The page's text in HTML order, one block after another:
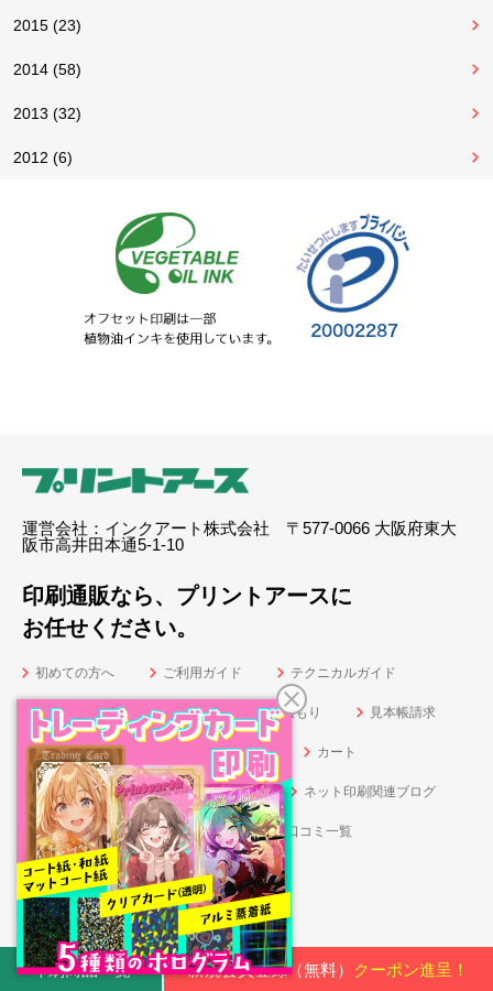
2015 (23)
2014 (58)
2013 (32)
2012 (6)
運営会社：インクアート株式会社 〒577-0066 大阪府東大
阪市高井田本通5-1-10
印刷通販なら、プリントアースに
お任せください。
初めての方へ ご利用ガイド テクニカルガイド
納期カレンダー お問い合せ・お見積もり 見本帳請求
ログイン 新規会員登録（無料） カート
テンプレート 印刷データ入稿 ネット印刷関連ブログ
チラシ印刷・フライヤー印刷・ビラ印刷の口コミ一覧
オリジナル封筒印刷の口コミ一覧
中綴じ冊子印刷の口コミ一覧
利用規約 会員規約 個人情報保護方針
印刷商品一覧 新規会員登録（無料） クーポン進呈！